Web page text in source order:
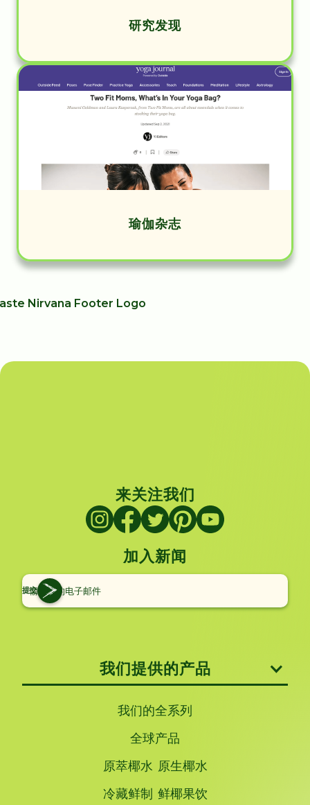
研究发现
瑜伽杂志
来关注我们
加入新闻
提交
我们提供的产品
我们的全系列
全球产品
原萃椰水 原生椰水
冷藏鲜制 鲜椰果饮